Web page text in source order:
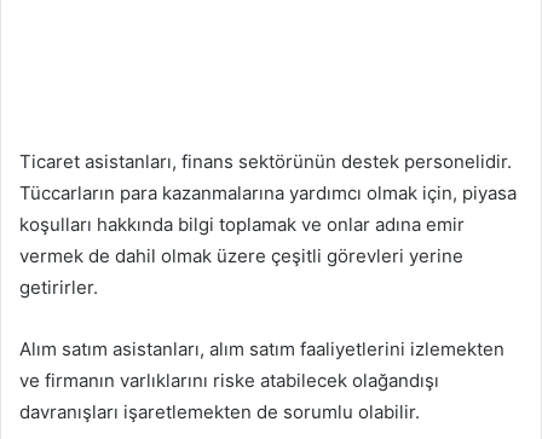
Ticaret asistanları, finans sektörünün destek personelidir.
Tüccarların para kazanmalarına yardımcı olmak için, piyasa
koşulları hakkında bilgi toplamak ve onlar adına emir
vermek de dahil olmak üzere çeşitli görevleri yerine
getirirler.
Alım satım asistanları, alım satım faaliyetlerini izlemekten
ve firmanın varlıklarını riske atabilecek olağandışı
davranışları işaretlemekten de sorumlu olabilir.